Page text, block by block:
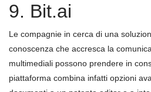
9. Bit.ai
Le compagnie in cerca di una
conoscenza che accresca la
multimediali possono prendere in
piattaforma combina infatti opzioni